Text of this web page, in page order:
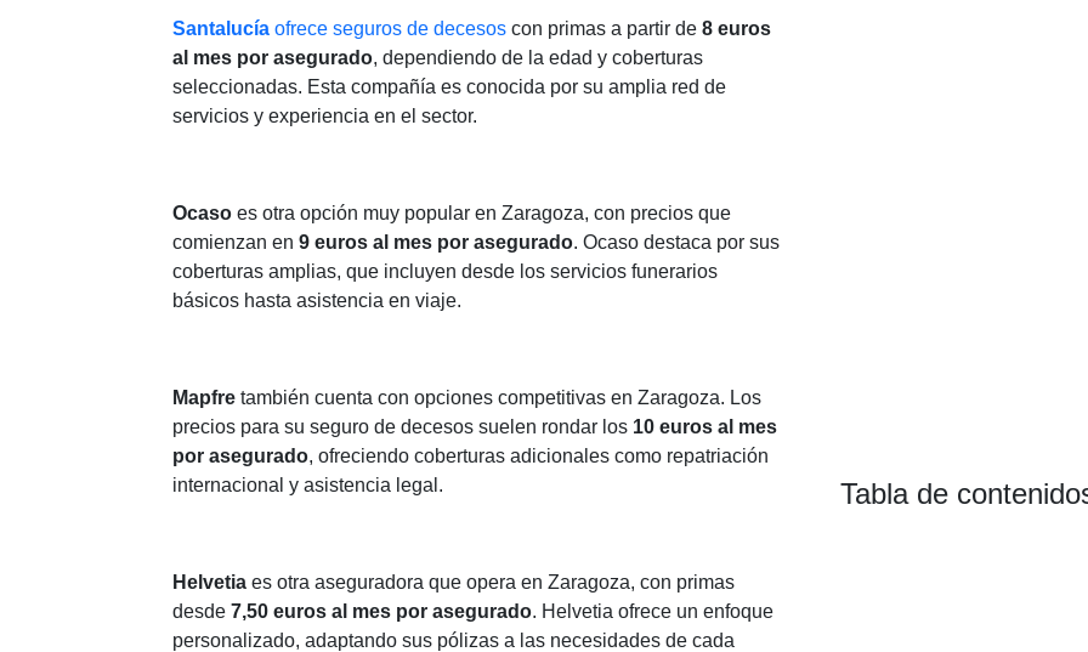
Santalucía ofrece seguros de decesos con primas a partir de 8 euros
al mes por asegurado, dependiendo de la edad y coberturas
seleccionadas. Esta compañía es conocida por su amplia red de
servicios y experiencia en el sector.
Ocaso es otra opción muy popular en Zaragoza, con precios que
comienzan en 9 euros al mes por asegurado. Ocaso destaca por sus
coberturas amplias, que incluyen desde los servicios funerarios
básicos hasta asistencia en viaje.
Mapfre también cuenta con opciones competitivas en Zaragoza. Los
precios para su seguro de decesos suelen rondar los 10 euros al mes
por asegurado, ofreciendo coberturas adicionales como repatriación
internacional y asistencia legal.
Helvetia es otra aseguradora que opera en Zaragoza, con primas
desde 7,50 euros al mes por asegurado. Helvetia ofrece un enfoque
personalizado, adaptando sus pólizas a las necesidades de cada
Tabla de